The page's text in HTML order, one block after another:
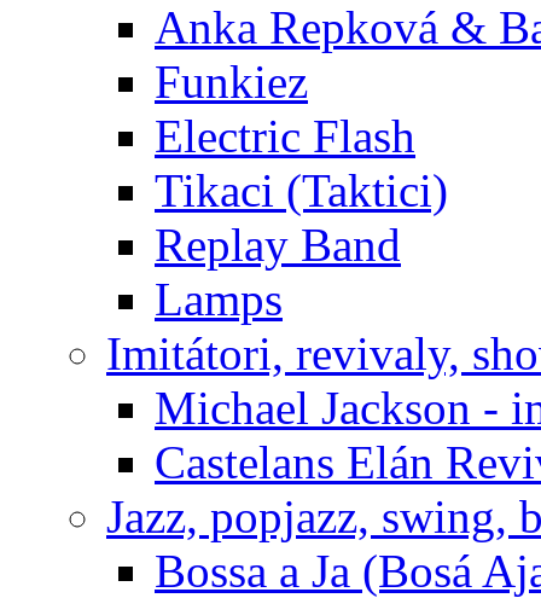
Anka Repková &
Funkiez
Electric Flash
Tikaci (Taktici)
Replay Band
Lamps
Imitátori, revivaly,
Michael Jackson -
Castelans Elán
Jazz, popjazz, swing,
Bossa a Ja (Bosá